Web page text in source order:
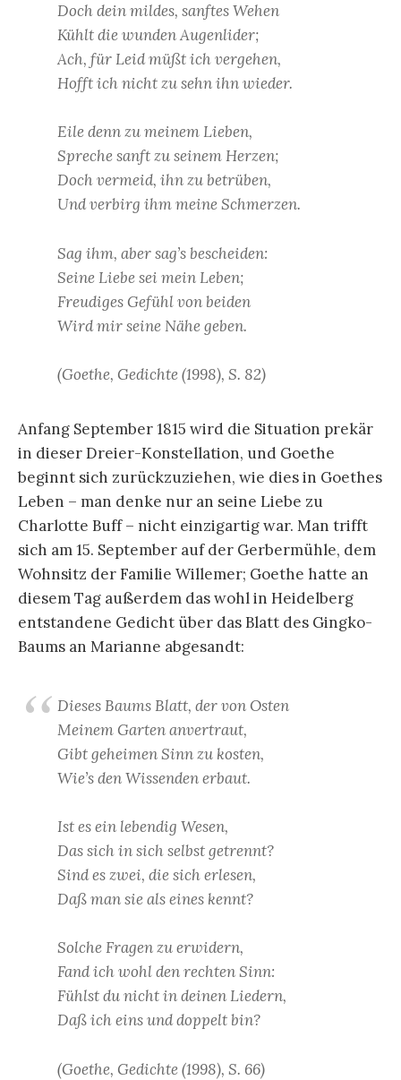
Doch dein mildes, sanftes Wehen
Kühlt die wunden Augenlider;
Ach, für Leid müßt ich vergehen,
Hofft ich nicht zu sehn ihn wieder.
Eile denn zu meinem Lieben,
Spreche sanft zu seinem Herzen;
Doch vermeid, ihn zu betrüben,
Und verbirg ihm meine Schmerzen.
Sag ihm, aber sag’s bescheiden:
Seine Liebe sei mein Leben;
Freudiges Gefühl von beiden
Wird mir seine Nähe geben.
(Goethe, Gedichte (1998), S. 82)
Anfang September 1815 wird die Situation prekär
in dieser Dreier-Konstellation, und Goethe
beginnt sich zurückzuziehen, wie dies in Goethes
Leben – man denke nur an seine Liebe zu
Charlotte Buff – nicht einzigartig war. Man trifft
sich am 15. September auf der Gerbermühle, dem
Wohnsitz der Familie Willemer; Goethe hatte an
diesem Tag außerdem das wohl in Heidelberg
entstandene Gedicht über das Blatt des Gingko-
Baums an Marianne abgesandt:
Dieses Baums Blatt, der von Osten
Meinem Garten anvertraut,
Gibt geheimen Sinn zu kosten,
Wie’s den Wissenden erbaut.
Ist es ein lebendig Wesen,
Das sich in sich selbst getrennt?
Sind es zwei, die sich erlesen,
Daß man sie als eines kennt?
Solche Fragen zu erwidern,
Fand ich wohl den rechten Sinn:
Fühlst du nicht in deinen Liedern,
Daß ich eins und doppelt bin?
(Goethe, Gedichte (1998), S. 66)